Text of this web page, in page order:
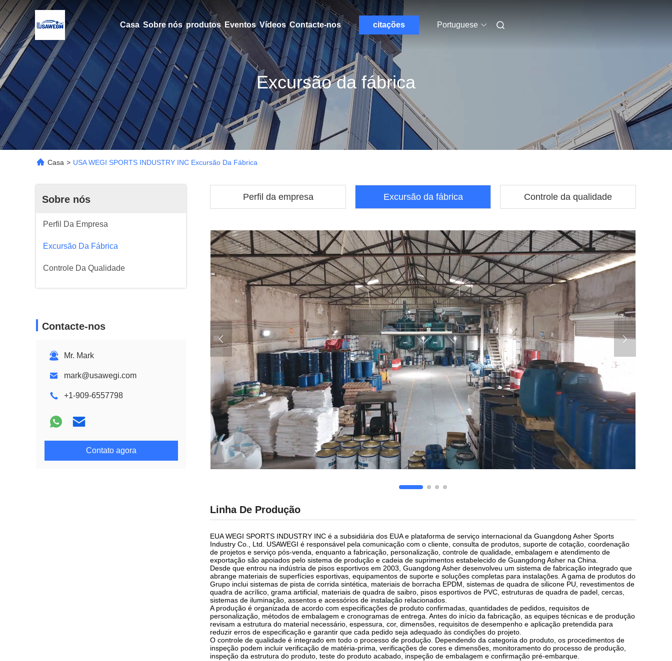
Casa Sobre nós produtos Eventos Vídeos Contacte-nos citações Portuguese
Excursão da fábrica
Casa > USA WEGI SPORTS INDUSTRY INC Excursão Da Fábrica
Sobre nós
Perfil Da Empresa
Excursão Da Fábrica
Controle Da Qualidade
Contacte-nos
Mr. Mark
mark@usawegi.com
+1-909-6557798
Contato agora
Perfil da empresa Excursão da fábrica Controle da qualidade
Linha De Produção
EUA WEGI SPORTS INDUSTRY INC é a subsidiária dos EUA e plataforma de serviço internacional da Guangdong Asher Sports
Industry Co., Ltd. USAWEGI é responsável pela comunicação com o cliente, consulta de produtos, suporte de cotação, coordenação
de projetos e serviço pós-venda, enquanto a fabricação, personalização, controle de qualidade, embalagem e atendimento de
exportação são apoiados pelo sistema de produção e cadeia de suprimentos estabelecido de Guangdong Asher na China.
Desde que entrou na indústria de pisos esportivos em 2003, Guangdong Asher desenvolveu um sistema de fabricação integrado que
abrange materiais de superfícies esportivas, equipamentos de suporte e soluções completas para instalações. A gama de produtos do
Grupo inclui sistemas de pista de corrida sintética, materiais de borracha EPDM, sistemas de quadra de silicone PU, revestimentos de
quadra de acrílico, grama artificial, materiais de quadra de saibro, pisos esportivos de PVC, estruturas de quadra de padel, cercas,
sistemas de iluminação, assentos e acessórios de instalação relacionados.
A produção é organizada de acordo com especificações de produto confirmadas, quantidades de pedidos, requisitos de
personalização, métodos de embalagem e cronogramas de entrega. Antes do início da fabricação, as equipes técnicas e de produção
revisam a estrutura do material necessário, espessura, cor, dimensões, requisitos de desempenho e aplicação pretendida para
reduzir erros de especificação e garantir que cada pedido seja adequado às condições do projeto.
O controle de qualidade é integrado em todo o processo de produção. Dependendo da categoria do produto, os procedimentos de
inspeção podem incluir verificação de matéria-prima, verificações de cores e dimensões, monitoramento do processo de produção,
inspeção da estrutura do produto, teste do produto acabado, inspeção de embalagem e confirmação pré-embarque.